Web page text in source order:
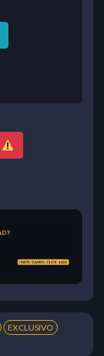
EXCLUSIVO